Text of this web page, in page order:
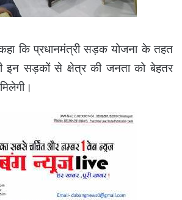
कि प्रधानमंत्री सड़क योजना के तहत
इन सड़कों से क्षेत्र की जनता को बेहतर